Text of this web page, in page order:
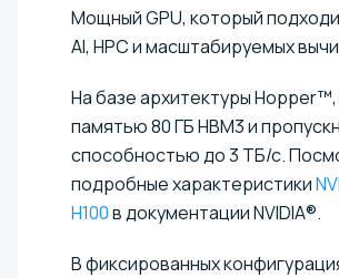
Мощный GPU, который
AI, HPC и масштабируемых
На базе архитектуры
памятью 80 ГБ HBM3 и
способностью до 3 ТБ/с.
подробные характеристики
H100в документации NVIDIA®.
В фиксированных